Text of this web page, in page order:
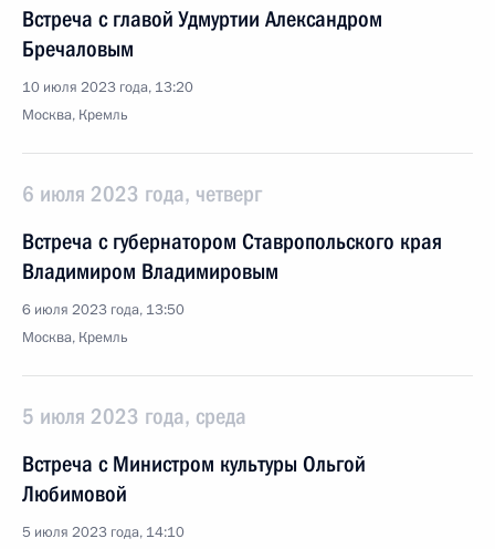
Встреча с главой Удмуртии Александром
Бречаловым
10 июля 2023 года, 13:20
Москва, Кремль
6 июля 2023 года, четверг
Встреча с губернатором Ставропольского края
Владимиром Владимировым
6 июля 2023 года, 13:50
Москва, Кремль
5 июля 2023 года, среда
Встреча с Министром культуры Ольгой
Любимовой
5 июля 2023 года, 14:10